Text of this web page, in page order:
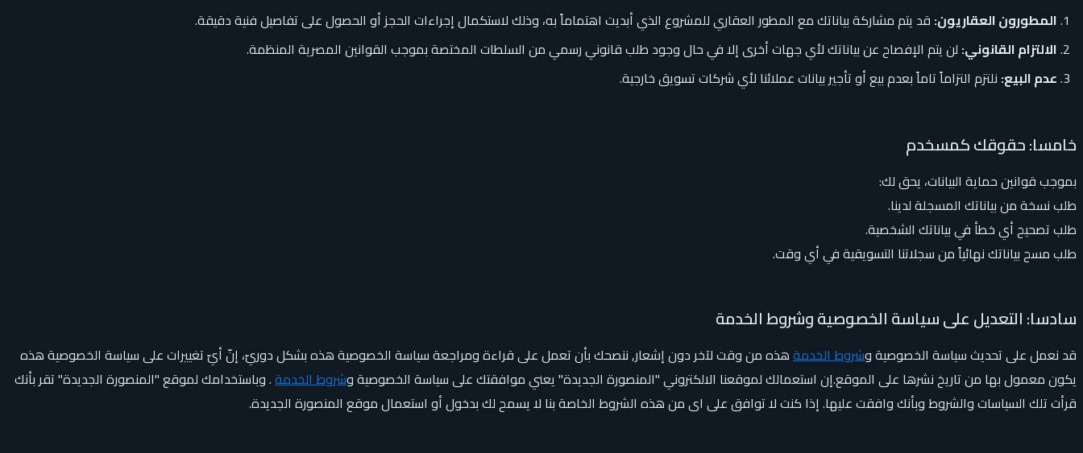
المطورون العقاريون: قد يتم مشاركة بياناتك مع المطور العقاري للمشروع الذي أبديت اهتماماً به، وذلك لاستكمال إجراءات الحجز أو الحصول على تفاصيل فنية دقيقة.
الالتزام القانوني: لن يتم الإفصاح عن بياناتك لأي جهات أخرى إلا في حال وجود طلب قانوني رسمي من السلطات المختصة بموجب القوانين المصرية المنظمة.
عدم البيع: نلتزم التزاماً تاماً بعدم بيع أو تأجير بيانات عملائنا لأي شركات تسويق خارجية.
خامسا: حقوقك كمسخدم
بموجب قوانين حماية البيانات، يحق لك:
طلب نسخة من بياناتك المسجلة لدينا.
طلب تصحيح أي خطأ في بياناتك الشخصية.
طلب مسح بياناتك نهائياً من سجلاتنا التسويقية في أي وقت.
سادسا: التعديل على سياسة الخصوصية وشروط الخدمة
قد نعمل على تحديث سياسة الخصوصية وشروط الخدمةهذه من وقت لآخر دون إشعار, ننصحك بأن تعمل على قراءة ومراجعة سياسة الخصوصية هذه بشكل دوريّ، إنّ أيّ تغييرات على سياسة الخصوصية هذه
يكون معمول بها من تاريخ نشرها على الموقع.إن استعمالك لموقعنا الالكتروني "المنصورة الجديدة" يعني موافقتك على سياسة الخصوصية وشروط الخدمة. وباستخدامك لموقع "المنصورة الجديدة" تقر بأنك
قرأت تلك السياسات والشروط وبأنك وافقت عليها. إذا كنت لا توافق على اى من هذه الشروط الخاصة بنا لا يسمح لك بدخول أو استعمال موقع المنصورة الجديدة.